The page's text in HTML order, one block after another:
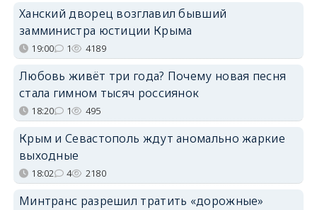
Ханский дворец возглавил бывший
замминистра юстиции Крыма
19:00 1 4189
Любовь живёт три года? Почему новая песня
стала гимном тысяч россиянок
18:20 1 495
Крым и Севастополь ждут аномально жаркие
выходные
18:02 4 2180
Минтранс разрешил тратить «дорожные»